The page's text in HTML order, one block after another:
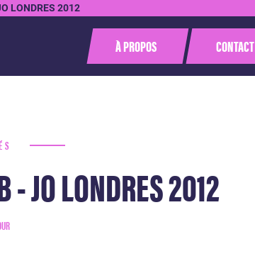
LONDRES 2012
À PROPOS CONTACT
JO LONDRES 2012